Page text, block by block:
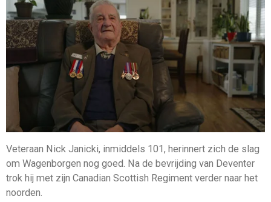
Veteraan Nick Janicki, inmiddels 101, herinnert zich de slag
om Wagenborgen nog goed. Na de bevrijding van Deventer
trok hij met zijn Canadian Scottish Regiment verder naar het
noorden.